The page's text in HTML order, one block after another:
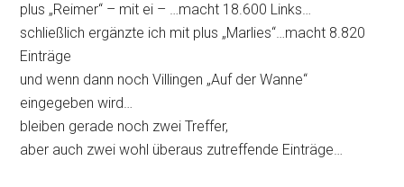
plus „Reimer“ – mit ei – …macht 18.600 Links…
schließlich ergänzte ich mit plus „Marlies“…macht 8.820
Einträge
und wenn dann noch Villingen „Auf der Wanne“
eingegeben wird…
bleiben gerade noch zwei Treffer,
aber auch zwei wohl überaus zutreffende Einträge…